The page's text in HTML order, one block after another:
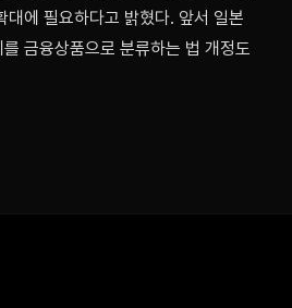
대에 필요하다고 밝혔다. 앞서 일본
금융상품으로 분류하는 법 개정도